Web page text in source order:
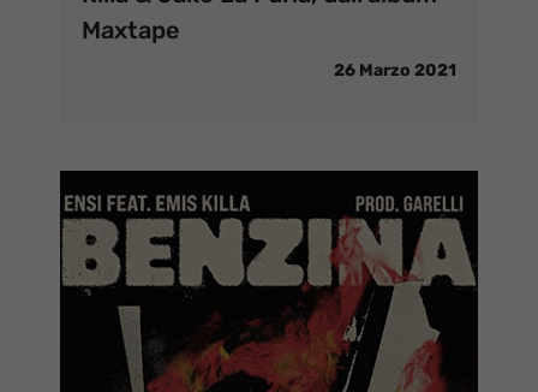
Maxtape
26 Marzo 2021